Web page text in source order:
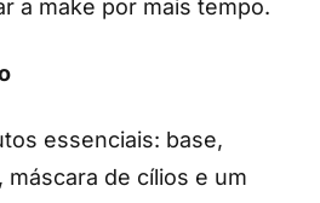
a make por mais tempo.
essenciais: base,
de cílios e um